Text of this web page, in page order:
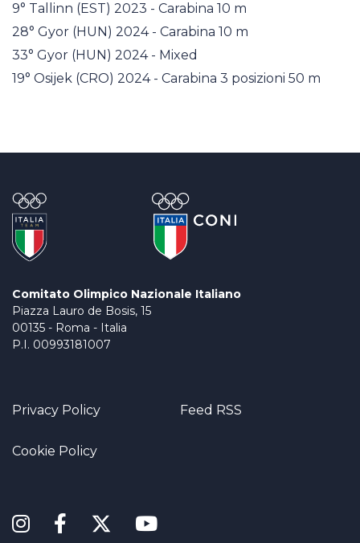
9° Tallinn (EST) 2023 - Carabina 10 m
28° Gyor (HUN) 2024 - Carabina 10 m
33° Gyor (HUN) 2024 - Mixed
19° Osijek (CRO) 2024 - Carabina 3 posizioni 50 m
Comitato Olimpico Nazionale Italiano
Piazza Lauro de Bosis, 15
00135 - Roma - Italia
P.I. 00993181007
Privacy Policy Feed RSS
Cookie Policy